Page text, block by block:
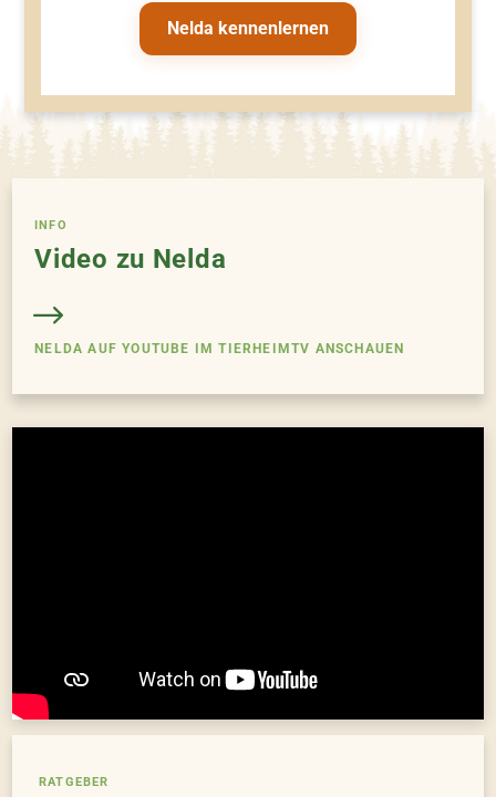
Nelda kennenlernen
INFO
Video zu Nelda
NELDA AUF YOUTUBE IM TIERHEIMTV ANSCHAUEN
RATGEBER